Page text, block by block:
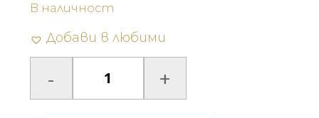
В наличност
Добави в любими